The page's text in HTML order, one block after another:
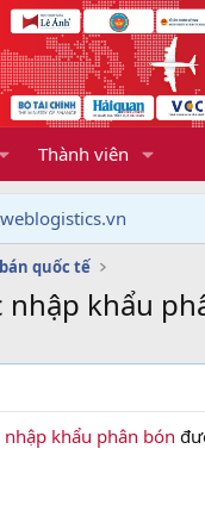
Thành viên
quốc tế
khẩu
khẩu phân bón